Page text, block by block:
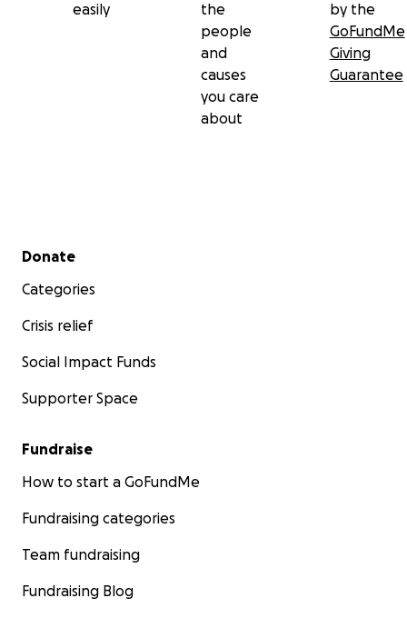
easily
the
people
and
causes
you care
about
by the
GoFundMe
Giving
Guarantee
Secondary menu
Donate
Categories
Crisis relief
Social Impact Funds
Supporter Space
Fundraise
How to start a GoFundMe
Fundraising categories
Team fundraising
Fundraising Blog